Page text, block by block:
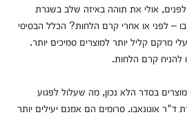
אולי את תוהה באיזה שלב בשגרת
– לפני או אחרי קרם הלחות? הכלל הבסיסי
מרקם קליל יותר למוצרים סמיכים יותר.
להניח קרם הלחות.
בסדר הלא נכון, מה שעלול לפגוע
אוגונאבו. סרומים הם אמנם יעילים יותר